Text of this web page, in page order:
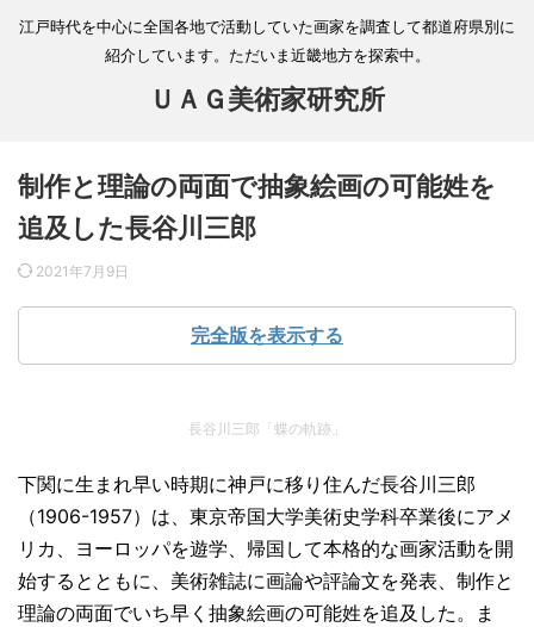
江戸時代を中心に全国各地で活動していた画家を調査して都道府県別に
紹介しています。ただいま近畿地方を探索中。
ＵＡＧ美術家研究所
制作と理論の両面で抽象絵画の可能姓を
追及した長谷川三郎
2021年7月9日
完全版を表示する
長谷川三郎「蝶の軌跡」
下関に生まれ早い時期に神戸に移り住んだ長谷川三郎
（1906-1957）は、東京帝国大学美術史学科卒業後にアメ
リカ、ヨーロッパを遊学、帰国して本格的な画家活動を開
始するとともに、美術雑誌に画論や評論文を発表、制作と
理論の両面でいち早く抽象絵画の可能姓を追及した。ま